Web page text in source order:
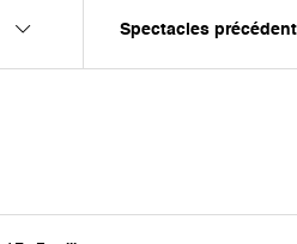
Spectacles